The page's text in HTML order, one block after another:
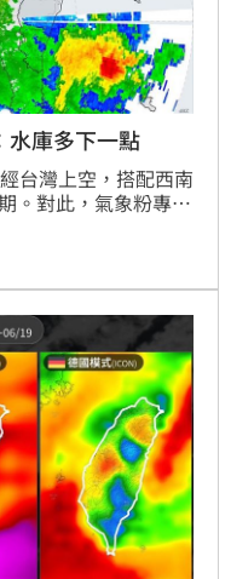
庫多下一點
台灣上空，搭配西南
。對此，氣象粉專
籠罩南台灣，注意